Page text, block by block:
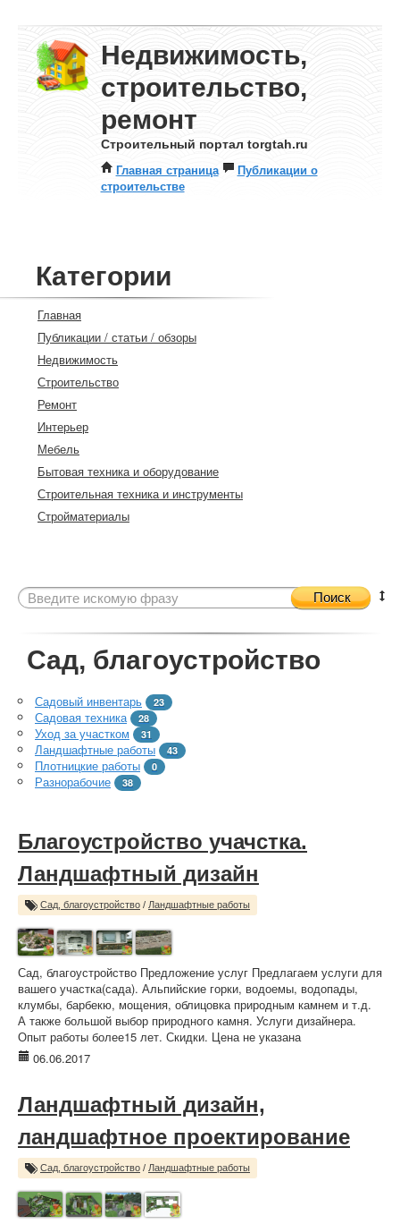
Недвижимость,
строительство,
ремонт
Строительный портал torgtah.ru
Главная страница
Публикации о
строительстве
Категории
Главная
Публикации / статьи / обзоры
Недвижимость
Строительство
Ремонт
Интерьер
Мебель
Бытовая техника и оборудование
Строительная техника и инструменты
Стройматериалы
Поиск
Сад, благоустройство
Садовый инвентарь 23
Садовая техника 28
Уход за участком 31
Ландшафтные работы 43
Плотницкие работы 0
Разнорабочие 38
Благоустройство учачстка.
Ландшафтный дизайн
Сад, благоустройство / Ландшафтные работы
Сад, благоустройство Предложение услуг Предлагаем услуги для
вашего участка(сада). Альпийские горки, водоемы, водопады,
клумбы, барбекю, мощения, облицовка природным камнем и т.д.
А также большой выбор природного камня. Услуги дизайнера.
Опыт работы более15 лет. Скидки. Цена не указана
06.06.2017
Ландшафтный дизайн,
ландшафтное проектирование
Сад, благоустройство / Ландшафтные работы